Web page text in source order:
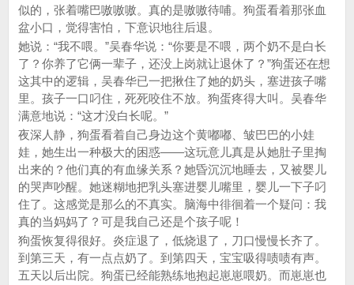
似的，张着嘴巴嗷嗷嗷。真的是嗷嗷待哺。狗蛋看着那张血
盆小口，觉得害怕，下意识地往后退。
她说：“我不喂。”吴春华说：“你要是不喂，两个奶不是白长
了？你养了它俩一辈子，还没上岗就让退休了？”狗蛋还在想
这其中的逻辑，吴春华已一把揪住了她的奶头，塞进孩子嘴
里。孩子一口叼住，死死咬住不放。狗蛋疼得大叫。吴春华
满意地说：“这才没白长呢。”
夜深人静，狗蛋看着自己身边这个黄嘟嘟、皱巴巴的小娃
娃，她生出一种极大的困惑——这玩意儿真是从她肚子里掏
出来的？他们真的有血缘关系？她昏沉沉地睡去，又被婴儿
的哭声吵醒。她迷糊地把乳头塞进婴儿嘴里，婴儿一下子叼
住了。这感觉是那么的不真实。脑海中徘徊着一个疑问：我
真的当妈妈了？可是我自己还是个孩子呢！
狗蛋恢复得很好。炎症退了，低烧退了，刀口慢慢长齐了。
到第三天，有一点点奶了。到第四天，宝宝吸得啧啧有声。
五天以后出院。狗蛋已经能熟练地抱起崽崽喂奶。而崽崽也